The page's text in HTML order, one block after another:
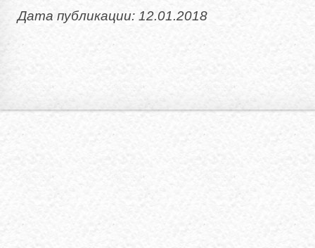
Дата публикации: 12.01.2018